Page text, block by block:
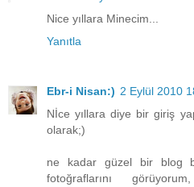
Nice yıllara Minecim...
Yanıtla
Ebr-i Nisan:) 2 Eylül 2010
Nİce yıllara diye bir giriş
olarak;)
ne kadar güzel bir blog
fotoğraflarını